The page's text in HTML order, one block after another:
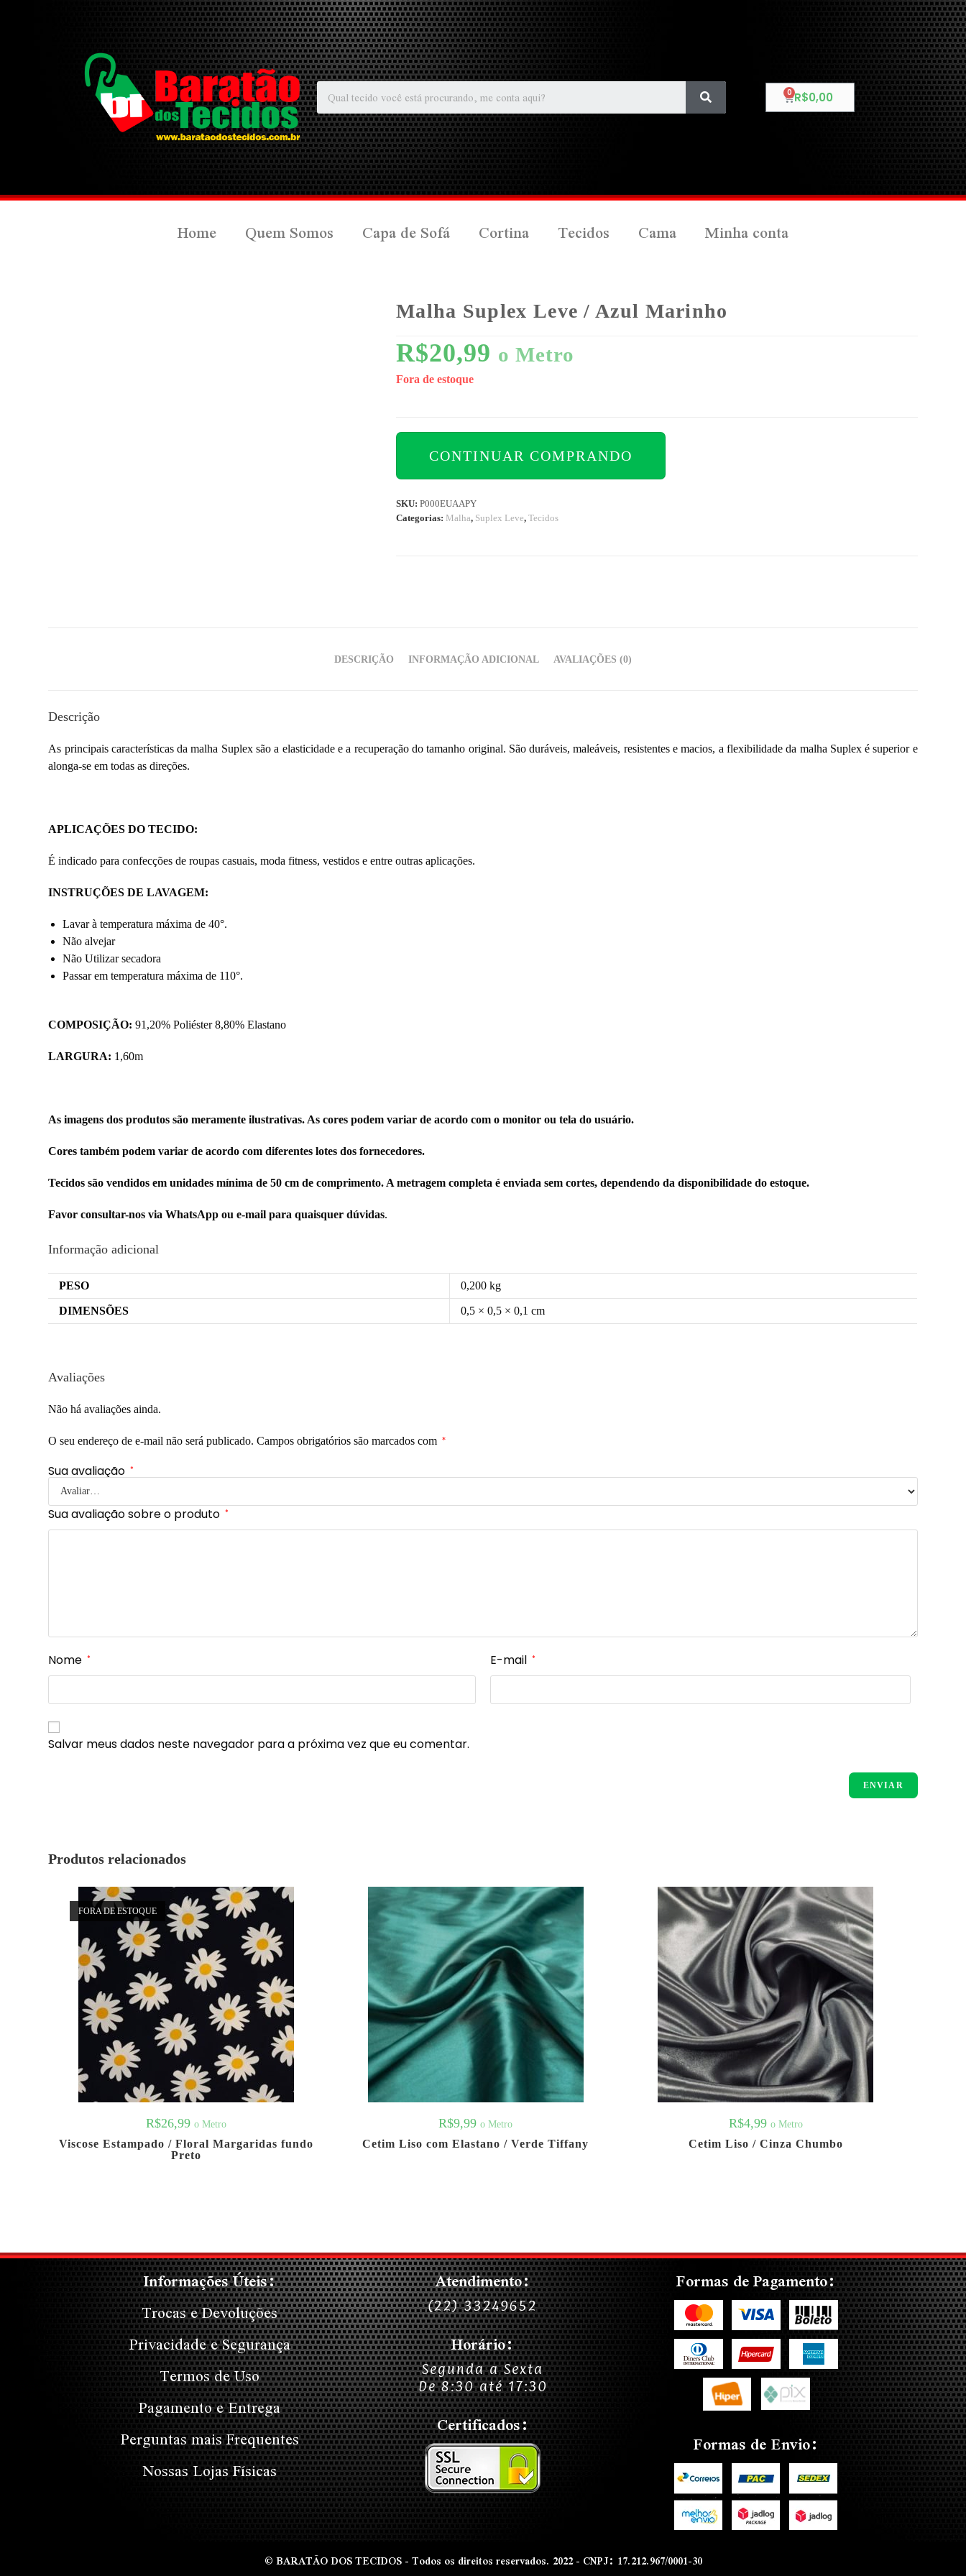
R$0,00
Home Quem Somos Capa de Sofá Cortina Tecidos Cama Minha conta
Malha Suplex Leve / Azul Marinho
R$20,99 o Metro
Fora de estoque
CONTINUAR COMPRANDO
SKU:P000EUAAPY
Categorias: Malha, Suplex Leve,Tecidos
DESCRIÇÃO INFORMAÇÃO ADICIONAL AVALIAÇÕES (0)
Descrição
As principais características da malha Suplex são a elasticidade e a recuperação do tamanho original. São duráveis, maleáveis, resistentes e macios, a flexibilidade da malha Suplex é superior e
alonga-se em todas as direções.
APLICAÇÕES DO TECIDO:
É indicado para confecções de roupas casuais, moda fitness, vestidos e entre outras aplicações.
INSTRUÇÕES DE LAVAGEM:
Lavar à temperatura máxima de 40°.
Não alvejar
Não Utilizar secadora
Passar em temperatura máxima de 110°.
COMPOSIÇÃO: 91,20% Poliéster 8,80% Elastano
LARGURA: 1,60m
As imagens dos produtos são meramente ilustrativas. As cores podem variar de acordo com o monitor ou tela do usuário.
Cores também podem variar de acordo com diferentes lotes dos fornecedores.
Tecidos são vendidos em unidades mínima de 50 cm de comprimento. A metragem completa é enviada sem cortes, dependendo da disponibilidade do estoque.
Favor consultar-nos via WhatsApp ou e-mail para quaisquer dúvidas.
Informação adicional
PESO 0,200 kg
DIMENSÕES 0,5 × 0,5 × 0,1 cm
Avaliações
Não há avaliações ainda.
O seu endereço de e-mail não será publicado. Campos obrigatórios são marcados com *
Sua avaliação *
Sua avaliação sobre o produto *
Nome * E-mail *
Salvar meus dados neste navegador para a próxima vez que eu comentar.
Produtos relacionados
FORA DE ESTOQUE
R$26,99 o Metro
Viscose Estampado / Floral Margaridas fundo
Preto
R$9,99 o Metro
Cetim Liso com Elastano / Verde Tiffany
R$4,99 o Metro
Cetim Liso / Cinza Chumbo
Informações Úteis:
Trocas e Devoluções
Privacidade e Segurança
Termos de Uso
Pagamento e Entrega
Perguntas mais Frequentes
Nossas Lojas Físicas
Atendimento:
(22) 33249652
Horário:
Segunda a Sexta
De 8:30 até 17:30
Certificados:
Formas de Pagamento:
Formas de Envio:
© BARATÃO DOS TECIDOS - Todos os direitos reservados. 2022 - CNPJ: 17.212.967/0001-30